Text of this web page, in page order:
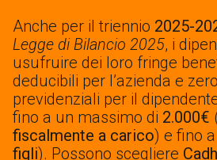
Anche per il triennio 2025-
Legge di Bilancio 2025, i
usufruire dei loro fringe
deducibili per l’azienda e
previdenziali per il
fino a un massimo di 2.000€
fiscalmente a carico) e fino a
figli). Possono scegliere